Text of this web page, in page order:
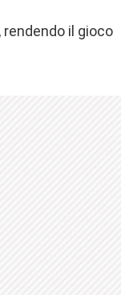
il gioco